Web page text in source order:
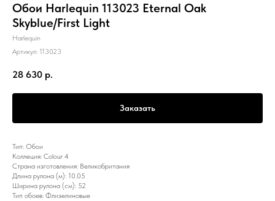
Обои Harlequin 113023 Eternal Oak
Skyblue/First Light
Harlequin
Артикул: 113023
28 630 р.
Заказать
Тип: Обои
Коллеция: Colour 4
Страна изготовления: Великобритания
Длина рулона (м): 10.05
Ширина рулона (см): 52
Тип обоев: Флизелиновые